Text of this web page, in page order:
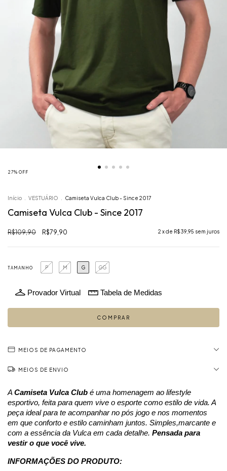
27% OFF
Início VESTUÁRIO Camiseta Vulca Club - Since 2017
Camiseta Vulca Club - Since 2017
R$109,90 R$79,90 2 x de R$39,95 sem juros
TAMANHO P M G GG
Provador Virtual Tabela de Medidas
MEIOS DE PAGAMENTO
MEIOS DE ENVIO
A Camiseta Vulca Club é uma homenagem ao lifestyle
esportivo, feita para quem vive o esporte como estilo de vida. A
peça ideal para te acompanhar no pós jogo e nos momentos
em que conforto e estilo caminham juntos. Simples,marcante e
com a essência da Vulca em cada detalhe. Pensada para
vestir o que você vive.
INFORMAÇÕES DO PRODUTO: